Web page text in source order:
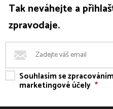
Tak neváhejte a
zpravodaje.
Souhlasím se zpracováním
marketingové účely *